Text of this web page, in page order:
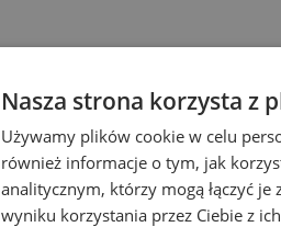
Nasza strona korzysta z
Używamy plików cookie w celu
również informacje o tym, jak
analitycznym, którzy mogą łączyć
wyniku korzystania przez Ciebie z ich